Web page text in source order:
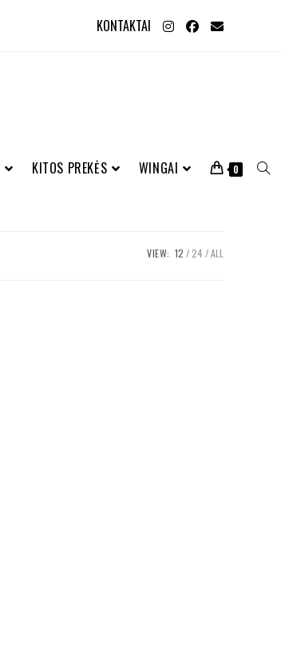
KONTAKTAI
KITOS PREKĖS WINGAI 0
VIEW: 12 24 ALL